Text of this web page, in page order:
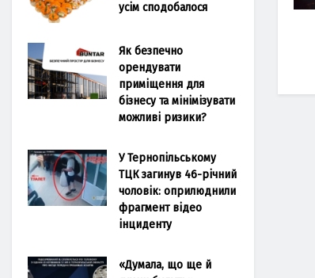
усім сподобалося
Як безпечно
орендувати
приміщення для
бізнесу та мінімізувати
можливі ризики?
У Тернопільському
ТЦК загинув 46-річний
чоловік: оприлюднили
фрагмент відео
інциденту
«Думала, що ще й